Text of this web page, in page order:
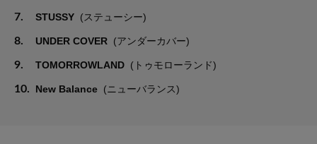
7. STUSSY (ステューシー)
8. UNDER COVER (アンダーカバー)
9. TOMORROWLAND (トゥモローランド)
10. New Balance (ニューバランス)